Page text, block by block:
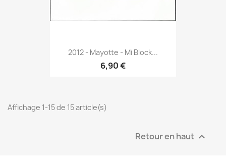
2012 - Mayotte - Mi Block...
6,90 €
Affichage 1-15 de 15 article(s)
Retour en haut 